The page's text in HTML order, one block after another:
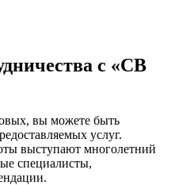
с «СВ
вы можете быть
услуг.
выступают многолетний
специалисты,